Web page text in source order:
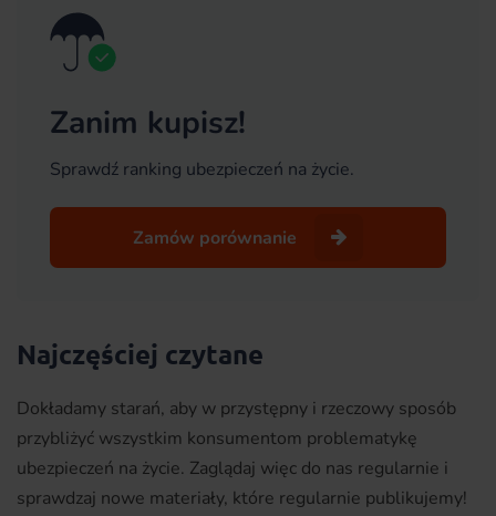
Zanim kupisz!
Sprawdź ranking ubezpieczeń na życie.
Zamów porównanie
Najczęściej czytane
Dokładamy starań, aby w przystępny i rzeczowy sposób
przybliżyć wszystkim konsumentom problematykę
ubezpieczeń na życie. Zaglądaj więc do nas regularnie i
sprawdzaj nowe materiały, które regularnie publikujemy!